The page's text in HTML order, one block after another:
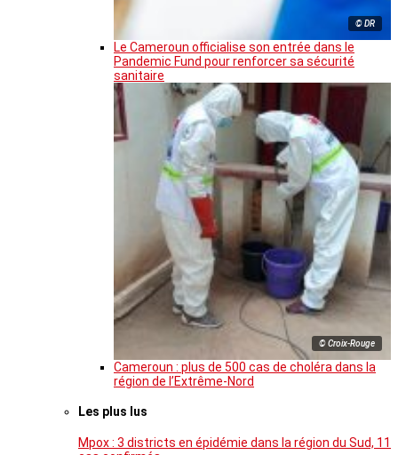
© DR
Le Cameroun officialise son entrée dans le
Pandemic Fund pour renforcer sa sécurité
sanitaire
© Croix-Rouge
Cameroun : plus de 500 cas de choléra dans la
région de l’Extrême-Nord
Les plus lus
Mpox : 3 districts en épidémie dans la région du Sud, 11